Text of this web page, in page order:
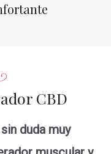
CBD
duda muy